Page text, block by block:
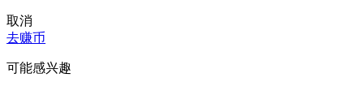
取消
去赚币
可能感兴趣